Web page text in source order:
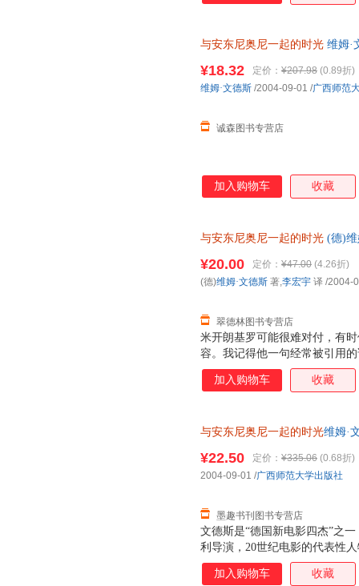
与安东尼奥尼一起的时光 维姆·
¥18.32 定价： ¥207.98 (0.89折)
诚森图书专营店
维姆·文德斯 /2004-09-01 /广西师范
加入购物车 收藏
与安东尼奥尼一起的时光 (德)
米开朗基罗可能很难对付，有
容。我记得他一句经常被引
我而言只意味着一件事：拍电
方式要求我们每个人也这样做
¥20.00 定价： ¥47.00 (4.26折)
翠德林图书专营店
(德)维姆·文德斯 著,李宏宇 译 /2004-
加入购物车 收藏
与安东尼奥尼一起的时光维姆·
文德斯是“德国新电影四杰”之
利导演，20世纪电影的代表性
近30部影片，其中《奇遇》、
作品已成为电影史上的经典。
¥22.50 定价： ¥335.06 (0.68折)
墨趣书刊图书专营店
2004-09-01 /广西师范大学出版社
加入购物车 收藏